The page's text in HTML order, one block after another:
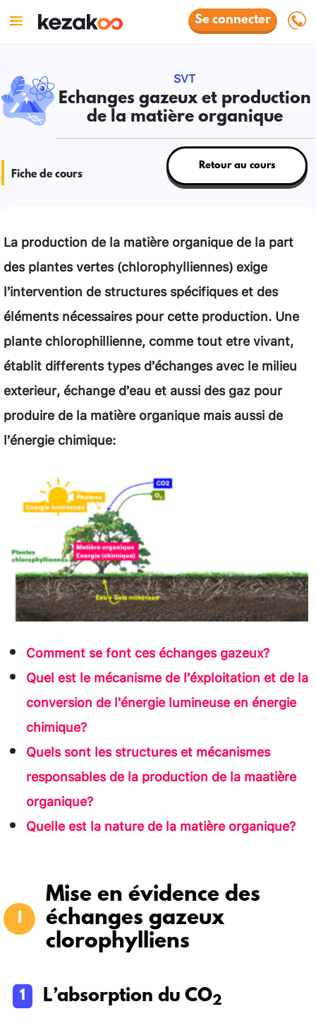
Se connecter
SVT
Echanges gazeux et production
de la matière organique
Fiche de cours
Retour au cours
La production de la matière organique de la part
des plantes vertes (chlorophylliennes) exige
l’intervention de structures spécifiques et des
éléments nécessaires pour cette production. Une
plante chlorophillienne, comme tout etre vivant,
établit differents types d’échanges avec le milieu
exterieur, échange d’eau et aussi des gaz pour
produire de la matière organique mais aussi de
l’énergie chimique:
Comment se font ces échanges gazeux?
Quel est le mécanisme de l’éxploitation et de la
conversion de l’énergie lumineuse en énergie
chimique?
Quels sont les structures et mécanismes
responsables de la production de la maatière
organique?
Quelle est la nature de la matière organique?
Mise en évidence des
échanges gazeux
clorophylliens
L’absorption du CO2